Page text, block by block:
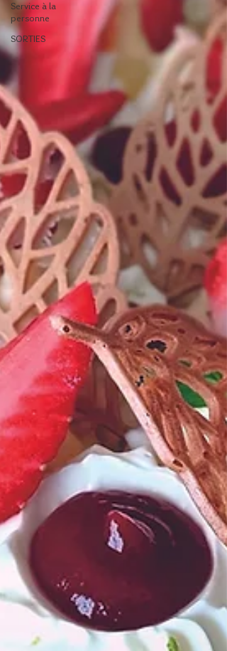
Service à la
personne
SORTIES